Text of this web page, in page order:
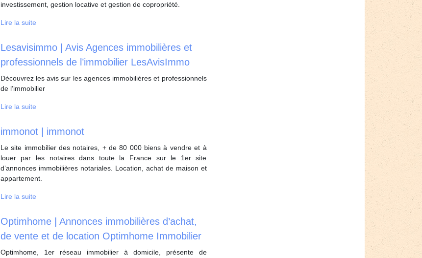
investissement, gestion locative et gestion de copropriété.
Lire la suite
Lesavisimmo | Avis Agences im­mobi­lières et
profes­sion­nels de l’immobilier LesAvisImmo
Découvrez les avis sur les agences immobilières et professionnels
de l’immobilier
Lire la suite
immonot | immonot
Le site immobilier des notaires, + de 80 000 biens à vendre et à
louer par les notaires dans toute la France sur le 1er site
d’annonces immobilières notariales. Location, achat de maison et
appartement.
Lire la suite
Optimhome | Annonces im­mobi­lières d’achat,
de vente et de location Optimhome Immobilier
Optimhome, 1er réseau immobilier à domicile, présente de